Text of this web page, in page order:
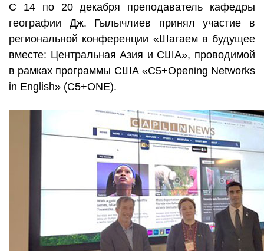
С 14 по 20 декабря преподаватель кафедры
географии Дж. Гылычлиев принял участие в
региональной конференции «Шагаем в будущее
вместе: Центральная Азия и США», проводимой
в рамках программы США «C5+Opening Networks
in English» (C5+ONE).